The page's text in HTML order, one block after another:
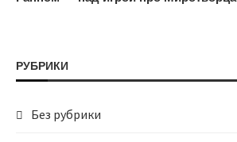
РУБРИКИ
Без рубрики